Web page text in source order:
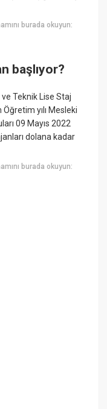
burada okuyun:
başlıyor?
Teknik Lise Staj
yılı Mesleki
09 Mayıs 2022
dolana kadar
burada okuyun: